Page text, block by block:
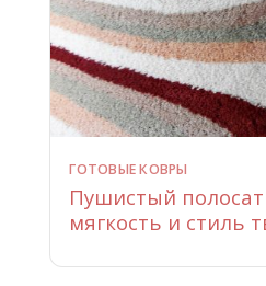
ГОТОВЫЕ КОВРЫ
Пушистый
мягкость и стиль